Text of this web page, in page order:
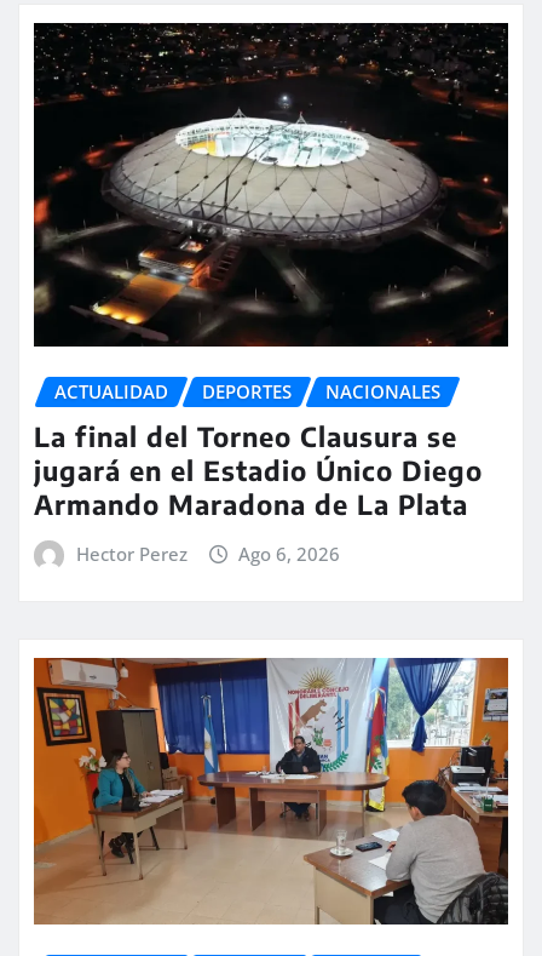
ACTUALIDAD DEPORTES NACIONALES
La final del Torneo Clausura se
jugará en el Estadio Único Diego
Armando Maradona de La Plata
Hector Perez Ago 6, 2026